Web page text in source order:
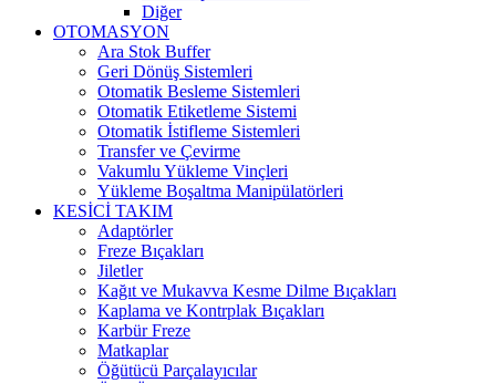
Diğer
OTOMASYON
Ara Stok Buffer
Geri Dönüş Sistemleri
Otomatik Besleme Sistemleri
Otomatik Etiketleme Sistemi
Otomatik İstifleme Sistemleri
Transfer ve Çevirme
Vakumlu Yükleme Vinçleri
Yükleme Boşaltma Manipülatörleri
KESİCİ TAKIM
Adaptörler
Freze Bıçakları
Jiletler
Kağıt ve Mukavva Kesme Dilme Bıçakları
Kaplama ve Kontrplak Bıçakları
Karbür Freze
Matkaplar
Öğütücü Parçalayıcılar